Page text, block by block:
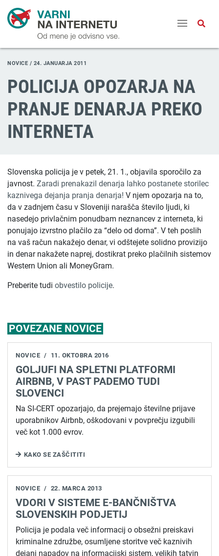
NOVICE / 24. JANUARJA 2011
POLICIJA OPOZARJA NA
PRANJE DENARJA PREKO
INTERNETA
Slovenska policija je v petek, 21. 1., objavila sporočilo za
javnost. Zaradi prenakazil denarja lahko postanete storilec
kaznivega dejanja pranja denarja! V njem opozarja na to,
da v zadnjem času v Sloveniji narašča število ljudi, ki
nasedejo privlačnim ponudbam neznancev z interneta, ki
ponujajo izvrstno plačilo za “delo od doma”. V teh poslih
na vaš račun nakažejo denar, vi odštejete solidno provizijo
in denar nakažete naprej, dostikrat preko plačilnih sistemov
Western Union ali MoneyGram.
Preberite tudi obvestilo policije.
POVEZANE NOVICE
NOVICE / 11. OKTOBRA 2016
GOLJUFI NA SPLETNI PLATFORMI
AIRBNB, V PAST PADEMO TUDI
SLOVENCI
Na SI-CERT opozarjajo, da prejemajo številne prijave
uporabnikov Airbnb, oškodovani v povprečju izgubili
več kot 1.000 evrov.
KAKO SE ZAŠČITITI
NOVICE / 22. MARCA 2013
VDORI V SISTEME E-BANČNIŠTVA
SLOVENSKIH PODJETIJ
Policija je podala več informacij o obsežni preiskavi
kriminalne združbe, osumljene storitve več kaznivih
dejanj napadov na informacijski sistem, velikih tatvin